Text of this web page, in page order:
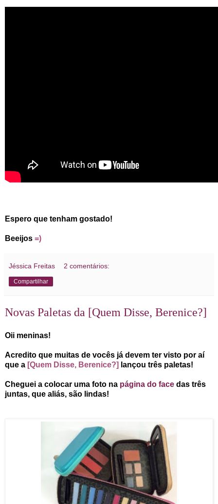
Espero que tenham gostado!
Beeijos =)
Jéssica Freitas 2 comentários:
Compartilhar
Novas Paletas da [Quem Disse, Berenice?]
Oii meninas!
Acredito que muitas de vocês já devem ter visto por aí
que a [Quem Disse, Berenice?] lançou três paletas!
Cheguei a colocar uma foto na página do face das três
juntas, que aliás, são lindas!